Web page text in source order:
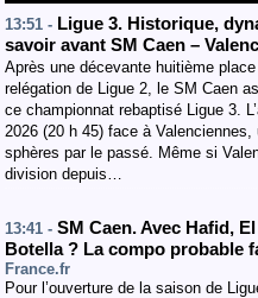
13:51 - Ligue 3. Historique,
savoir avant SM Caen –
Après une décevante huitième
relégation de Ligue 2, le SM Caen
ce championnat rebaptisé Ligue 3.
2026 (20 h 45) face à
sphères par le passé. Même si
division depuis…
13:41 - SM Caen. Avec Hafid,
Botella ? La compo probable
France.fr
Pour l’ouverture de la saison de